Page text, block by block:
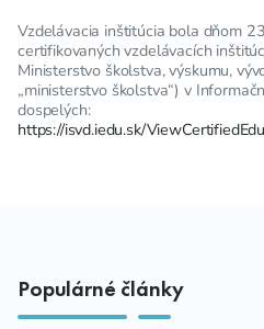
Vzdelávacia inštitúcia bola dňom
certifikovaných vzdelávacích
Ministerstvo školstva, výskumu,
„ministerstvo školstva“) v
dospelých:
https://isvd.iedu.sk/
Populárné články